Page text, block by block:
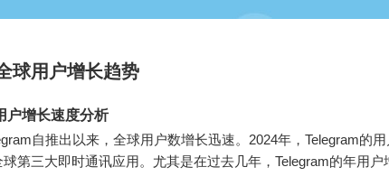
球用户增长趋势
户增长速度分析
自推出以来，全球用户数增长迅速。2024年，Telegram的
第三大即时通讯应用。尤其是在过去几年，Telegram的年用户